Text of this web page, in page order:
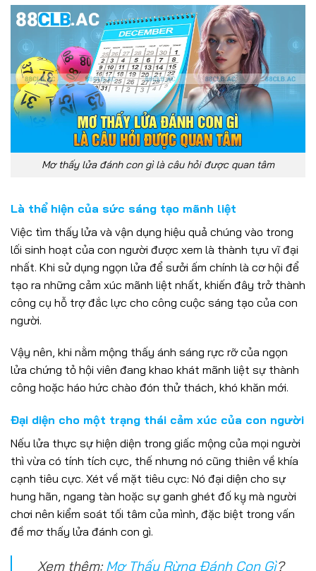
Mơ thấy lửa đánh con gì là câu hỏi được quan tâm
Là thể hiện của sức sáng tạo mãnh liệt
Việc tìm thấy lửa và vận dụng hiệu quả chúng vào trong
lối sinh hoạt của con người được xem là thành tựu vĩ đại
nhất. Khi sử dụng ngọn lửa để sưởi ấm chính là cơ hội để
tạo ra những cảm xúc mãnh liệt nhất, khiến đây trở thành
công cụ hỗ trợ đắc lực cho công cuộc sáng tạo của con
người.
Vậy nên, khi nằm mộng thấy ánh sáng rực rỡ của ngọn
lửa chứng tỏ hội viên đang khao khát mãnh liệt sự thành
công hoặc háo hức chào đón thử thách, khó khăn mới.
Đại diện cho một trạng thái cảm xúc của con người
Nếu lửa thực sự hiện diện trong giấc mộng của mọi người
thì vừa có tính tích cực, thế nhưng nó cũng thiên về khía
cạnh tiêu cực. Xét về mặt tiêu cực: Nó đại diện cho sự
hung hãn, ngang tàn hoặc sự ganh ghét đố kỵ mà người
chơi nên kiểm soát tối tâm của mình, đặc biệt trong vấn
đề mơ thấy lửa đánh con gì.
Xem thêm:Mơ Thấy Rừng Đánh Con Gì?